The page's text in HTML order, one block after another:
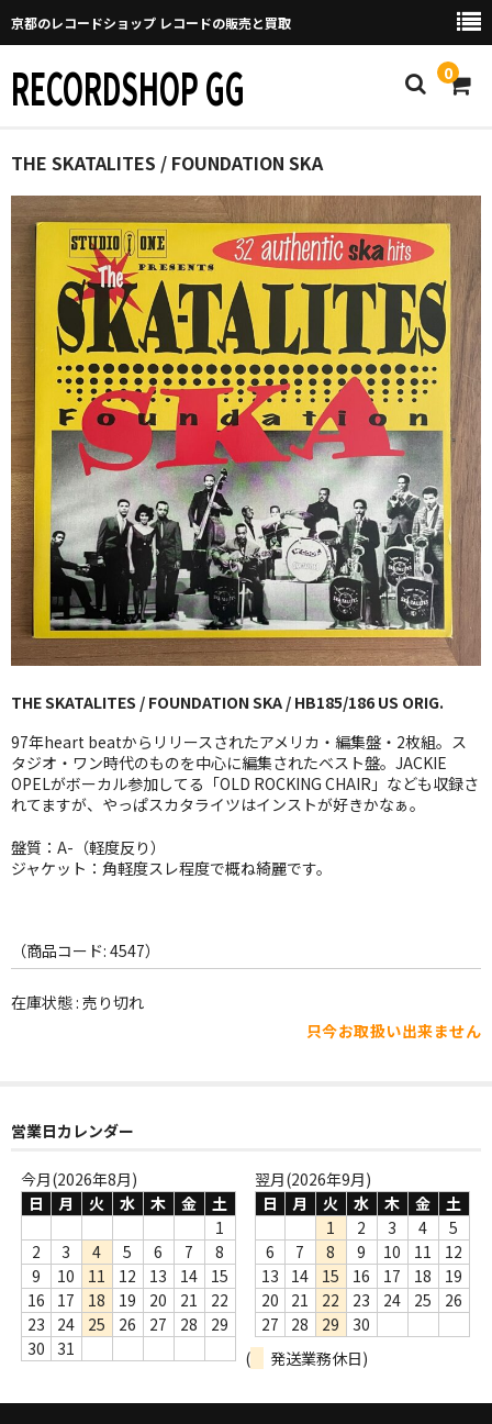
京都のレコードショップ レコードの販売と買取
RECORDSHOP GG 0
Home
マイページ
GGについて
買取について
取り置きなどについて
Categories
New Arrivals
新譜
GG RECORD （当店のレーベル）
全商品
JAZZ-US
BLUE NOTE
JAZZ-EU
JAZZ-JP
JAZZ-VOCAL
J-POP
FOLK,SSW
レア盤（1万円以上）
Webのみ no.1
Webのみ no.2
Webのみ no.3
Webのみ no.4
売り切れ
Help
THE SKATALITES / FOUNDATION SKA
THE SKATALITES / FOUNDATION SKA / HB185/186 US ORIG.
97年heart beatからリリースされたアメリカ・編集盤・2枚組。ス
タジオ・ワン時代のものを中心に編集されたベスト盤。JACKIE
OPELがボーカル参加してる「OLD ROCKING CHAIR」なども収録さ
れてますが、やっぱスカタライツはインストが好きかなぁ。
盤質：A-（軽度反り）
ジャケット：角軽度スレ程度で概ね綺麗です。
（商品コード: 4547）
在庫状態 : 売り切れ
只今お取扱い出来ません
営業日カレンダー
今月(2026年8月)
日
月 火 水 木 金
土
1
2
3 4 5 6 7
8
9
10 11 12 13 14
15
16
17 18 19 20 21
22
23
24 25 26 27 28
29
30
31
翌月(2026年9月)
日
月 火 水 木 金
土
1
2 3 4
5
6
7 8 9 10 11
12
13
14 15 16 17 18
19
20
21 22 23 24 25
26
27
28 29
30
(
発送業務休日)